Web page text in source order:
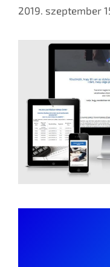
2019. szeptember